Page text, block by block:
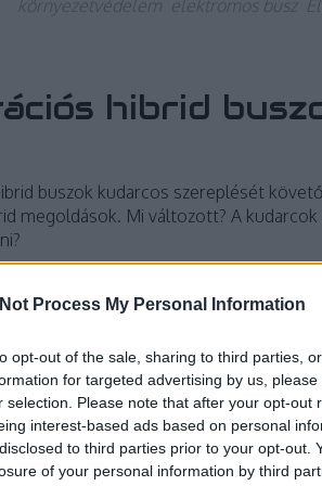
Process My Personal Information
opt-out of the sale, sharing to third parties,
for targeted advertising by us,
selection. Please note that after your opt-out
interest-based ads based on personal
to third parties prior to your opt-out.
of your personal information by third
környezetvédelem
elektromos busz
hibrid
buszok kudarcos szereplését
megoldások. Mi változott? A
TOVÁBB
volvo mercedes